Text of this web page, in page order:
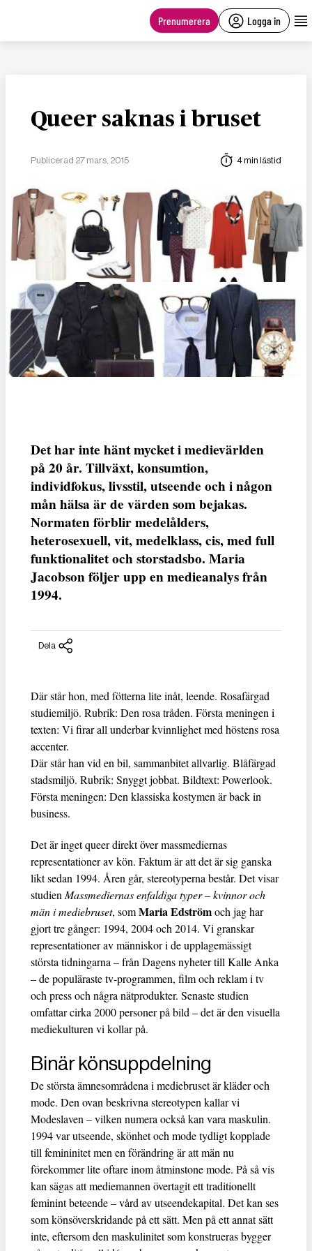
Prenumerera Logga in
Queer saknas i bruset
Publicerad 27 mars, 2015 4 min lästid
Det har inte hänt mycket i medievärlden
på 20 år. Tillväxt, konsumtion,
individfokus, livsstil, utseende och i någon
mån hälsa är de värden som bejakas.
Normaten förblir medelålders,
heterosexuell, vit, medelklass, cis, med full
funktionalitet och storstadsbo. Maria
Jacobson följer upp en medieanalys från
1994.
Dela
Där står hon, med fötterna lite inåt, leende. Rosafärgad
studiemiljö. Rubrik: Den rosa tråden. Första meningen i
texten: Vi firar all underbar kvinnlighet med höstens rosa
accenter.
Där står han vid en bil, sammanbitet allvarlig. Blåfärgad
stadsmiljö. Rubrik: Snyggt jobbat. Bildtext: Powerlook.
Första meningen: Den klassiska kostymen är back in
business.
Det är inget queer direkt över massmediernas
representationer av kön. Faktum är att det är sig ganska
likt sedan 1994. Åren går, stereotyperna består. Det visar
studien Massmediernas enfaldiga typer – kvinnor och
män i mediebruset, somMaria Edströmoch jag har
gjort tre gånger: 1994, 2004 och 2014. Vi granskar
representationer av människor i de upplagemässigt
största tidningarna – från Dagens nyheter till Kalle Anka
– de populäraste tv-programmen, film och reklam i tv
och press och några nätprodukter. Senaste studien
omfattar cirka 2000 personer på bild – det är den visuella
mediekulturen vi kollar på.
Binär könsuppdelning
De största ämnesområdena i mediebruset är kläder och
mode. Den ovan beskrivna stereotypen kallar vi
Modeslaven – vilken numera också kan vara maskulin.
1994 var utseende, skönhet och mode tydligt kopplade
till femininitet men en förändring är att män nu
förekommer lite oftare inom åtminstone mode. På så vis
kan sägas att mediemannen övertagit ett traditionellt
feminint beteende – vård av utseendekapital. Det kan ses
som könsöverskridande på ett sätt. Men på ett annat sätt
inte, eftersom den maskulinitet som konstrueras bygger